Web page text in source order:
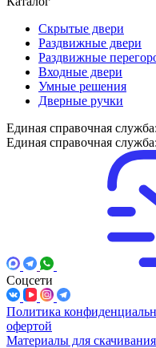
Скрытые двери
Раздвижные двери
Раздвижные
Входные двери
Умные решения
Дверные ручки
Единая справочная служба:
Единая справочная служба:
Соцсети
Политика
офертой
Материалы для скачивания